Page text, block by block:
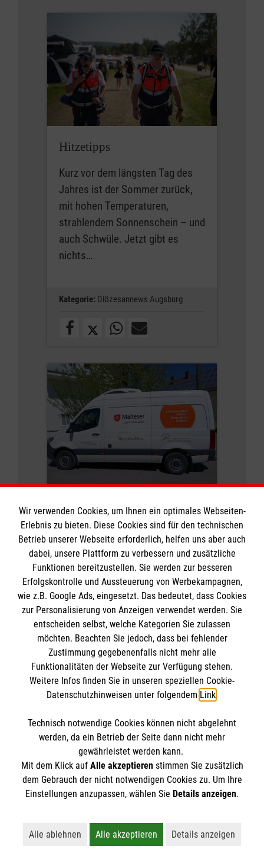
Hitzetipps
Kurz vor dem längsten Tag des
Jahres ist der Sommer zurück,
mit hohen Temperaturen,
strahlendem Sonnenschein – und
auch Schwüle. Jetzt gibt es
nichts…
Kategorie: Diözesannews Augsburg
Ehrenamt für Menschen mit
Herz
Die Tafel Schrobenhausen sucht
dringend ehrenamtliche
Fahrerinnen und Fahrer, die
gespendete Lebensmittel
abholen.
Kategorie: Schrobenhausen
Weitere News laden
Wir verwenden Cookies, um Ihnen ein optimales Webseiten-
Erlebnis zu bieten. Diese Cookies sind für den technischen
Betrieb unserer Webseite erforderlich, helfen uns aber auch
dabei, unsere Plattform zu verbessern und zusätzliche
Funktionen bereitzustellen. Sie werden zur besseren
Erfolgskontrolle und Aussteuerung von Werbekampagnen,
wie z.B. Google Ads, eingesetzt. Das bedeutet, dass Cookies
zur Personalisierung von Anzeigen verwendet werden. Sie
entscheiden selbst, welche Kategorien Sie zulassen
möchten. Beachten Sie jedoch, dass bei fehlender
Zustimmung gegebenenfalls nicht mehr alle
Funktionalitäten der Webseite zur Verfügung stehen.
Weitere Infos finden Sie in unseren speziellen Cookie-
Datenschutzhinweisen unter folgendem Link.
Technisch notwendige Cookies können nicht abgelehnt
werden, da ein Betrieb der Seite dann nicht mehr
gewährleistet werden kann.
Mit dem Klick auf Alle akzeptierenstimmen Sie zusätzlich
dem Gebrauch der nicht notwendigen Cookies zu. Um Ihre
Einstellungen anzupassen, wählen Sie Details anzeigen.
Alle ablehnen
Lehnt alle nicht-essentiellen Cookies ab
Alle akzeptieren
Akzeptiert alle Cookies
Details anzeigen